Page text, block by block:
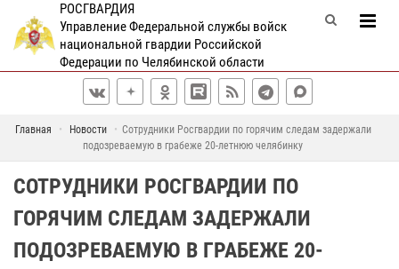
РОСГВАРДИЯ
Управление Федеральной службы войск
национальной гвардии Российской
Федерации по Челябинской области
Главная Новости
Сотрудники Росгвардии по горячим следам задержали
подозреваемую в грабеже 20-летнюю челябинку
СОТРУДНИКИ РОСГВАРДИИ ПО
ГОРЯЧИМ СЛЕДАМ ЗАДЕРЖАЛИ
ПОДОЗРЕВАЕМУЮ В ГРАБЕЖЕ 20-